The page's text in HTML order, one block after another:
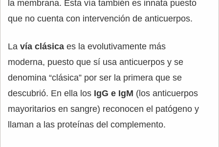
la membrana. Esta vía también es innata puesto
que no cuenta con intervención de anticuerpos.
La vía clásica es la evolutivamente más
moderna, puesto que sí usa anticuerpos y se
denomina “clásica” por ser la primera que se
descubrió. En ella los IgG e IgM (los anticuerpos
mayoritarios en sangre) reconocen el patógeno y
llaman a las proteínas del complemento.